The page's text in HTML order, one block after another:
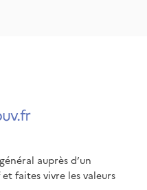
auprès d’un
faites vivre les valeurs